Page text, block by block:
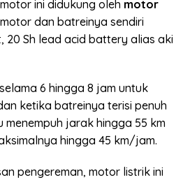
ini didukung oleh motor
dan batreinya sendiri
20 Sh lead acid battery alias aki
6 hingga 8 jam untuk
ketika batreinya terisi penuh
menempuh jarak hingga 55 km
hingga 45 km/jam.
pengereman, motor listrik ini